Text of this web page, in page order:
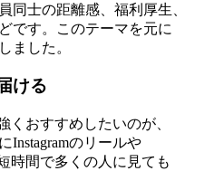
同士の距離感、福利厚生、
です。このテーマを元に
ました。
ける
くおすすめしたいのが、
Instagramのリールや
時間で多くの人に見ても